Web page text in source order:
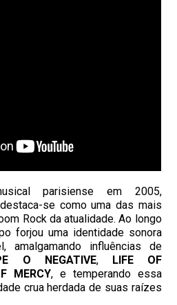
parisiense em 2005,
se como uma das mais
Rock da atualidade. Ao longo
forjou uma identidade sonora
amalgamando influências de
O NEGATIVE, LIFE OF
MERCY, e temperando essa
crua herdada de suas raízes